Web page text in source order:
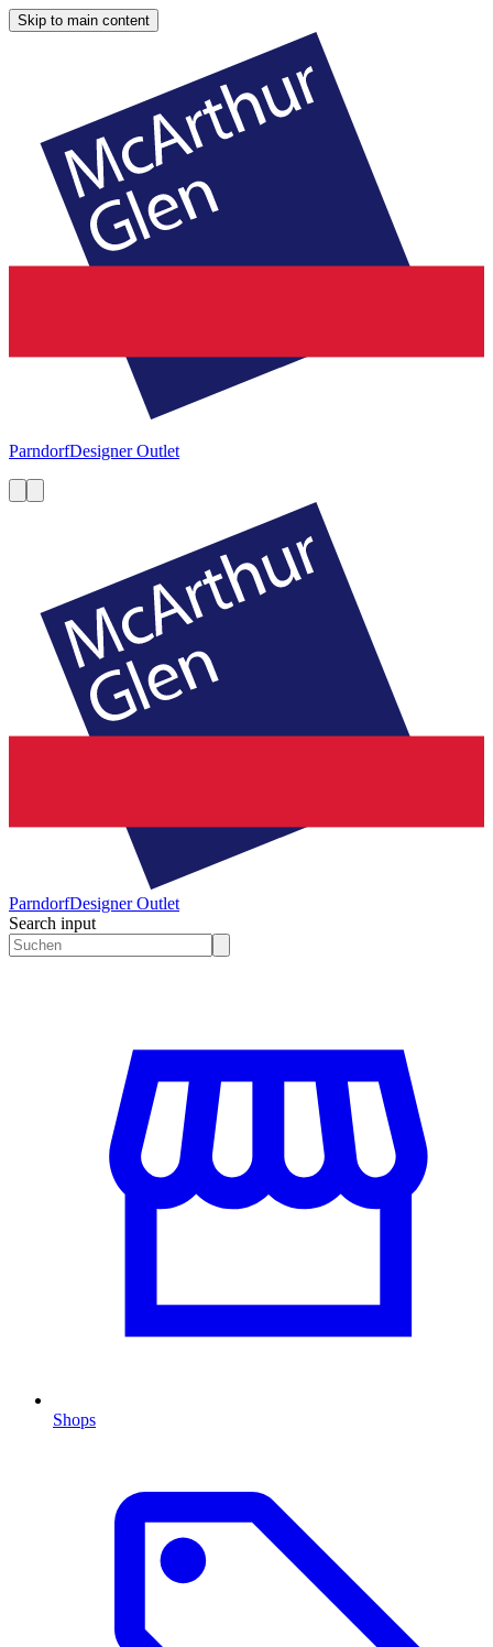
Skip to main content
ParndorfDesigner Outlet
ParndorfDesigner Outlet
Search input
Shops